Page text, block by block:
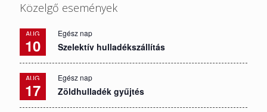
Közelgő események
AUG
10
Egész nap
Szelektív hulladékszállítás
AUG
17
Egész nap
Zöldhulladék gyűjtés